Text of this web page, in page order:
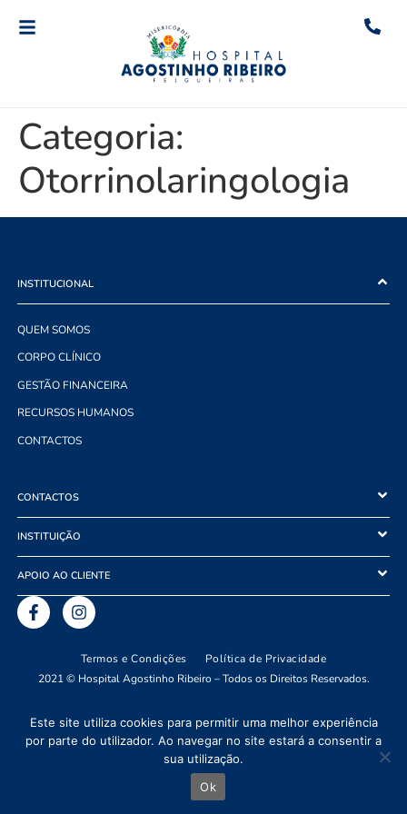
Categoria:
Otorrinolaringologia
INSTITUCIONAL
QUEM SOMOS
CORPO CLÍNICO
GESTÃO FINANCEIRA
RECURSOS HUMANOS
CONTACTOS
CONTACTOS
INSTITUIÇÃO
APOIO AO CLIENTE
Termos e Condições
Política de Privacidade
2021 © Hospital Agostinho Ribeiro – Todos os Direitos Reservados.
Este site utiliza cookies para permitir uma melhor experiência
por parte do utilizador. Ao navegar no site estará a consentir a
sua utilização.
Ok